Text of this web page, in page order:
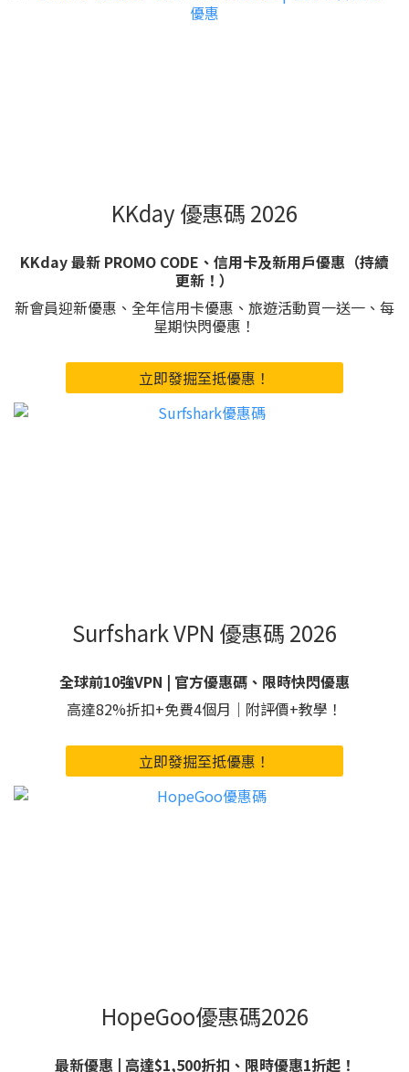
KKday 優惠碼 2026
KKday 最新 PROMO CODE、信用卡及新用戶優惠（持續
更新！）
新會員迎新優惠、全年信用卡優惠、旅遊活動買一送一、每
星期快閃優惠！
立即發掘至抵優惠！
Surfshark VPN 優惠碼 2026
全球前10強VPN | 官方優惠碼、限時快閃優惠
高達82%折扣+免費4個月｜附評價+教學！
立即發掘至抵優惠！
HopeGoo優惠碼2026
最新優惠 | 高達$1,500折扣、限時優惠1折起！